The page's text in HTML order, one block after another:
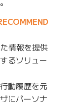
情報を提供
るソリュー
動履歴を元
にパーソナ